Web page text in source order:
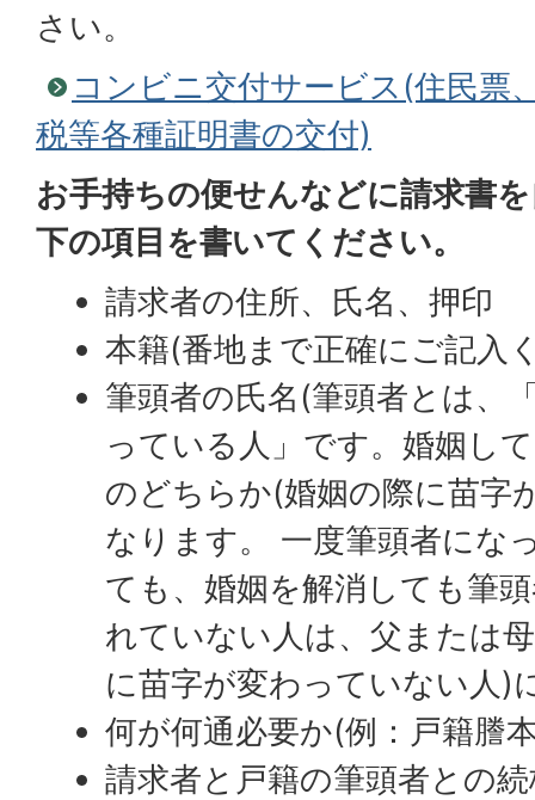
さい。
コンビニ交付サービス(住民票
税等各種証明書の交付)
お手持ちの便せんなどに請求書
下の項目を書いてください。
請求者の住所、氏名、押印
本籍(番地まで正確にご記入
筆頭者の氏名(筆頭者とは、
っている人」です。婚姻し
のどちらか(婚姻の際に苗字
なります。 一度筆頭者にな
ても、婚姻を解消しても筆
れていない人は、父または
に苗字が変わっていない人)
何が何通必要か(例：戸籍謄
請求者と戸籍の筆頭者との